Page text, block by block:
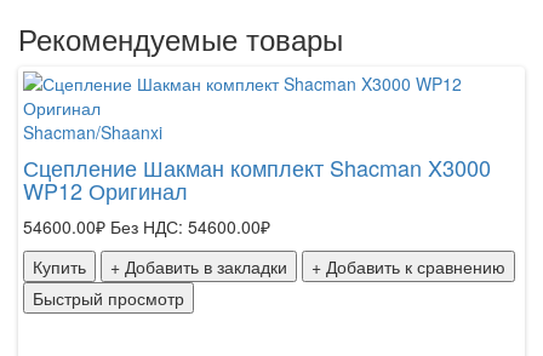
Рекомендуемые товары
Shacman/Shaanxi
Сцепление Шакман комплект Shacman X3000
WP12 Оригинал
54600.00₽ Без НДС: 54600.00₽
Купить
+ Добавить в закладки
+ Добавить к сравнению
Быстрый просмотр